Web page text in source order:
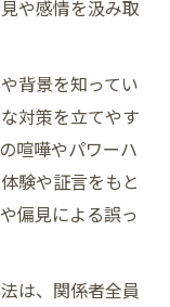
全意識の関
リスク要因
の判断軸
突を分析する
視点の重要性
や感情を汲み取
背景を知ってい
対策を立てやす
喧嘩やパワーハ
験や証言をもと
偏見による誤っ
は、関係者全員